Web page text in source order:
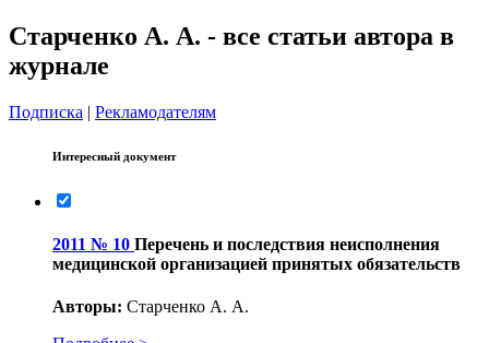
Старченко А. А. - все статьи автора в
журнале
Подписка | Рекламодателям
Интересный документ
2011 № 10 Перечень и последствия неисполнения
медицинской организацией принятых обязательств
Авторы: Старченко А. А.